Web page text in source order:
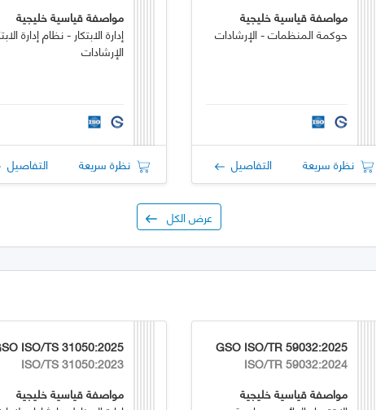
مواصفة قياسية خليجية
حوكمة المنظمات - الإرشادات
نظرة سريعة التفاصيل
مواصفة قياسية خليجية
إدارة الابتكار - نظام إدارة
الإرشادات
نظرة سريعة التفاصيل
عرض الكل
GSO ISO/TR 59032:2025
ISO/TR 59032:2024
مواصفة قياسية خليجية
ISO/TS 31050:2025
ISO/TS 31050:2023
مواصفة قياسية خليجية